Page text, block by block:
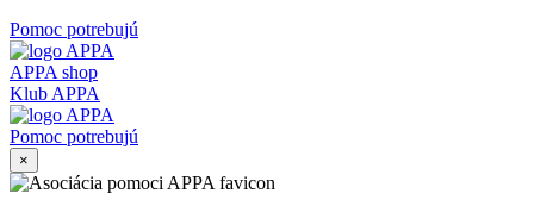
Pomoc potrebujú
APPA shop
Klub APPA
Pomoc potrebujú
×